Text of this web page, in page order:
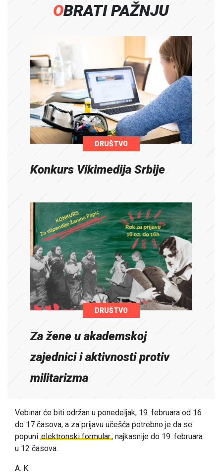
OBRATI PAŽNJU
DRUŠTVO
Konkurs Vikimedija Srbije
DRUŠTVO
Za žene u akademskoj
zajednici i aktivnosti protiv
militarizma
Vebinar će biti održan u ponedeljak, 19. februara od 16
do 17 časova, a za prijavu učešća potrebno je da se
popuni elektronski formular, najkasnije do 19. februara
u 12 časova.
A. K.